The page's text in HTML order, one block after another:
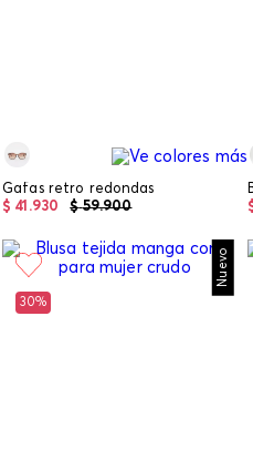
Gafas retro redondas
$ 59.900
$ 41 .930
Nuevo
30%